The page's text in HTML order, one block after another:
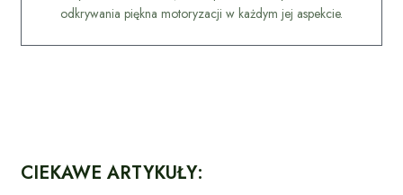
odkrywania piękna motoryzacji w każdym jej aspekcie.
CIEKAWE ARTYKUŁY: